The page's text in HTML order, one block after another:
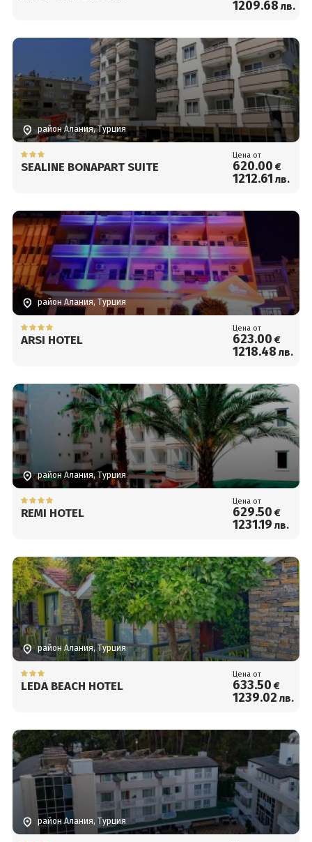
1209.68 лв.
район Алания, Турция
SEALINE BONAPART SUITE
Цена от
620.00 €
1212.61 лв.
район Алания, Турция
ARSI HOTEL
Цена от
623.00 €
1218.48 лв.
район Алания, Турция
REMI HOTEL
Цена от
629.50 €
1231.19 лв.
район Алания, Турция
LEDA BEACH HOTEL
Цена от
633.50 €
1239.02лв.
район Алания, Турция